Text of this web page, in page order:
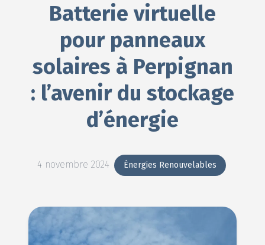
Batterie virtuelle
pour panneaux
solaires à Perpignan
: l’avenir du stockage
d’énergie
4 novembre 2024 Énergies Renouvelables